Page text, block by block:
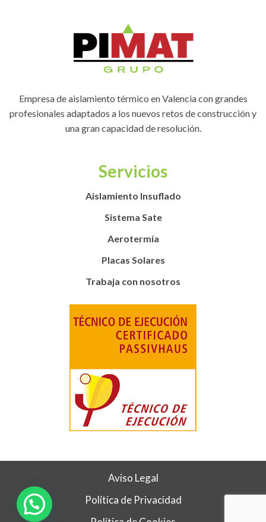
Servicios
Aislamiento Insuflado
Sistema Sate
Aerotermia
Placas Solares
Trabaja con nosotros
Empresa de aislamiento térmico en Valencia con grandes
profesionales adaptados a los nuevos retos de construcción y
una gran capacidad de resolución.
Aviso Legal
Política de Privacidad